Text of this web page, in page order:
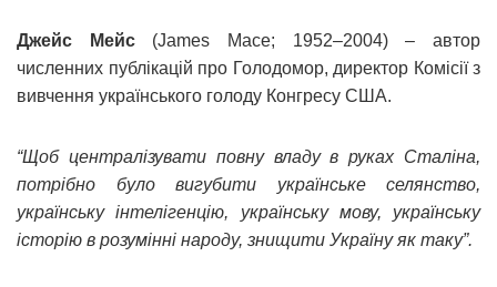
Джейс Мейс(James Mace; 1952–2004) – автор
численних публікацій про Голодомор, директор Комісії з
вивчення українського голоду Конгресу США.
“Щоб централізувати повну владу в руках Сталіна,
потрібно було вигубити українське селянство,
українську інтелігенцію, українську мову, українську
історію в розумінні народу, знищити Україну як таку”.